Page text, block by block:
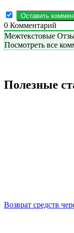
0 Комментарий
Межтекстовые
Посмотреть все
Полезные
Возврат средств